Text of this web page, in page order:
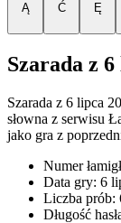
Ą Ć Ę
Szarada z 6
Szarada z 6 lipca
słowna z serwisu
jako gra z
Numer
Data gry: 6
Liczba prób:
Długość